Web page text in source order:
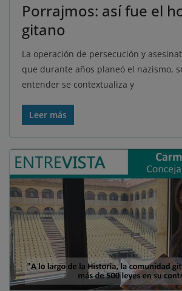
Porrajmos: así fue el
gitano
La operación de persecución y
que durante años planeó el nazismo,
entender se contextualiza y
Leer más